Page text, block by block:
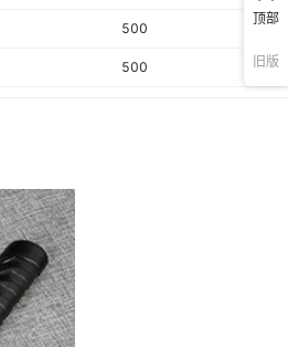
500
500
顶部
旧版